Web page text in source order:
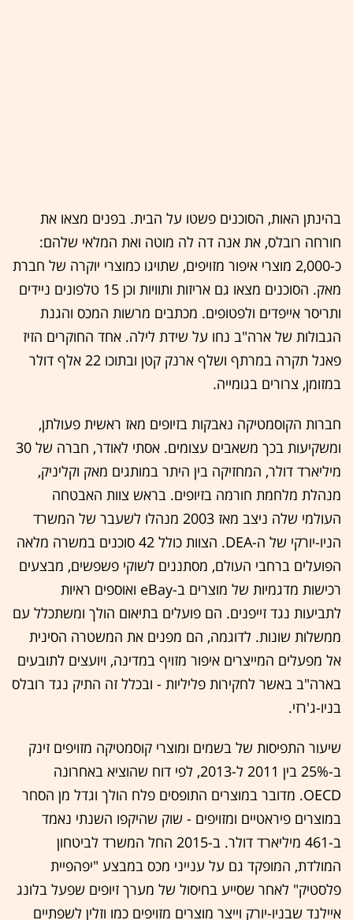
בהינתן האות, הסוכנים פשטו על הבית. בפנים מצאו את
חורחה רובלס, את אנה דה לה מוטה ואת המלאי שלהם:
כ-2,000 מוצרי איפור מזויפים, שתויגו כמוצרי יוקרה של חברת
מאק. הסוכנים מצאו גם אריזות ותוויות וכן 15 טלפונים ניידים
ותריסר אייפדים ולפטופים. מכתבים מרשות המכס והגנת
הגבולות של ארה"ב נחו על שידת לילה. אחד החוקרים הזיז
פאנל תקרה במרתף ושלף ארנק קטן ובתוכו 22 אלף דולר
במזומן, צרורים בגומייה.
חברות הקוסמטיקה נאבקות בזיופים מאז ראשית פעולתן,
ומשקיעות בכך משאבים עצומים. אסתי לאודר, חברה של 30
מיליארד דולר, המחזיקה בין היתר במותגים מאק וקליניק,
מנהלת מלחמת חורמה בזיופים. בראש צוות האבטחה
העולמי שלה ניצב מאז 2003 מנהלו לשעבר של המשרד
הניו-יורקי של ה-DEA. הצוות כולל 42 סוכנים במשרה מלאה
הפועלים ברחבי העולם, מסתננים לשוקי פשפשים, מבצעים
רכישות מדגמיות של מוצרים ב-eBay ואוספים ראיות
לתביעות נגד זייפנים. הם פועלים בתיאום הולך ומשתכלל עם
ממשלות שונות. לדוגמה, הם מפנים את המשטרה הסינית
אל מפעלים המייצרים איפור מזויף במדינה, ויועצים לתובעים
בארה"ב באשר לחקירות פליליות - ובכלל זה התיק נגד רובלס
בניו-ג'רזי.
שיעור התפיסות של בשמים ומוצרי קוסמטיקה מזויפים זינק
ב-25% בין 2011 ל-2013, לפי דוח שהוציא באחרונה
OECD. מדובר במוצרים התופסים פלח הולך וגדל מן הסחר
במוצרים פיראטיים ומזויפים - שוק שהיקפו השנתי נאמד
ב-461 מיליארד דולר. ב-2015 החל המשרד לביטחון
המולדת, המופקד גם על ענייני מכס במבצע "יפהפיית
פלסטיק" לאחר שסייע בחיסול של מערך זיופים שפעל בלונג
איילנד שבניו-יורק וייצר מוצרים מזויפים כמו וזלין לשפתיים